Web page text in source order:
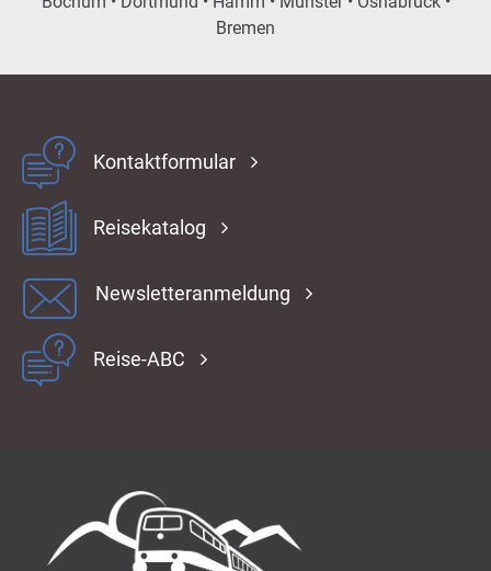
Bremen
Kontaktformular
Reisekatalog
Newsletteranmeldung
Reise-ABC